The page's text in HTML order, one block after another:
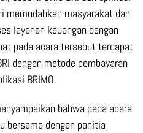
memudahkan masyarakat dan
layanan keuangan dengan
pada acara tersebut terdapat
dengan metode pembayaran
BRIMO.
bahwa pada acara
bersama dengan panitia